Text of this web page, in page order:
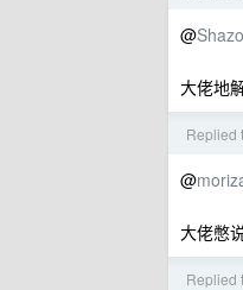
@
大佬地
Replied
@
大佬憋
Replied